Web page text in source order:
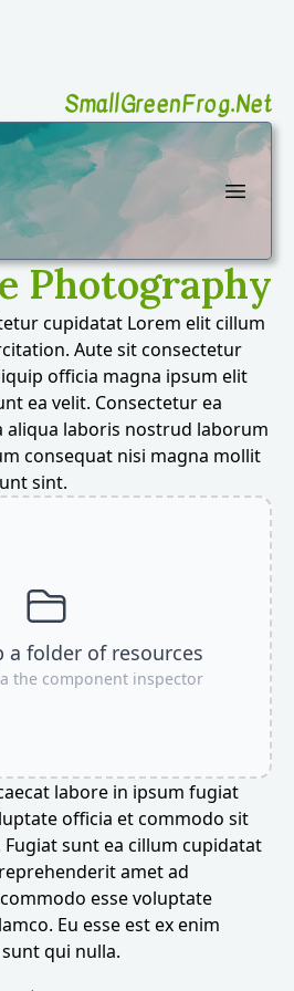
SmallGreenFrog.Net
Open
Photography
cupidatat Lorem elit cillum
Aute sit consectetur
officia magna ipsum elit
ea velit. Consectetur ea
aliqua laboris nostrud laborum
consequat nisi magna mollit
sint.
a folder of resources
the component inspector
labore in ipsum fugiat
officia et commodo sit
sunt ea cillum cupidatat
amet ad
esse voluptate
Eu esse est ex enim
qui nulla.